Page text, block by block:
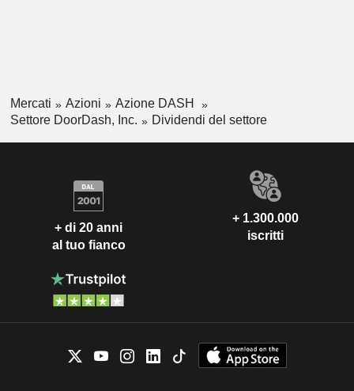
Mercati Azioni
Azione DASH
Settore DoorDash, Inc.
Dividendi del settore
+ di 20 anni
al tuo fianco
+ 1.300.000
iscritti